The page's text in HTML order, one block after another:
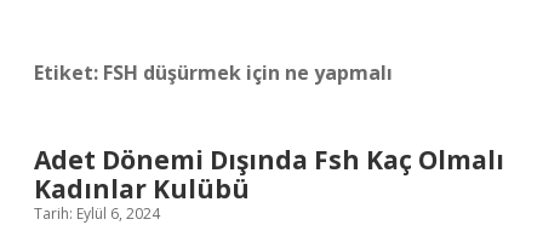
Etiket: FSH düşürmek için ne yapmalı
Adet Dönemi Dışında Fsh Kaç Olmalı
Kadınlar Kulübü
Tarih: Eylül 6, 2024